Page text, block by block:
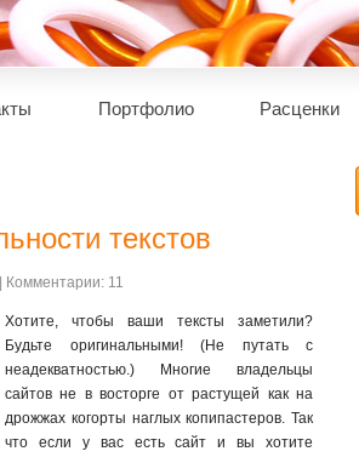
Портфолио Расценки
текстов
| Комментарии: 11
Хотите, чтобы ваши тексты заметили?
Будьте оригинальными! (Не путать с
неадекватностью.) Многие владельцы
сайтов не в восторге от растущей как на
дрожжах когорты наглых копипастеров. Так
что если у вас есть сайт и вы хотите